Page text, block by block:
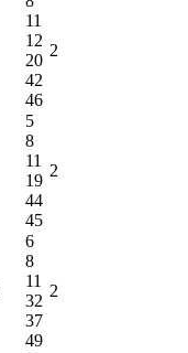
11
12
20
42
46
2
5
8
11
19
44
45
2
6
8
11
32
37
49
2